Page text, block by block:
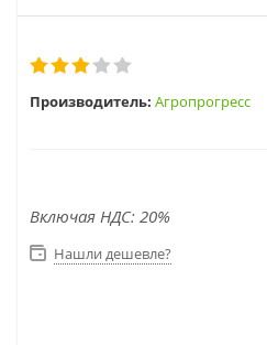
Производитель: Агропрогресс
Включая НДС: 20%
Нашли дешевле?